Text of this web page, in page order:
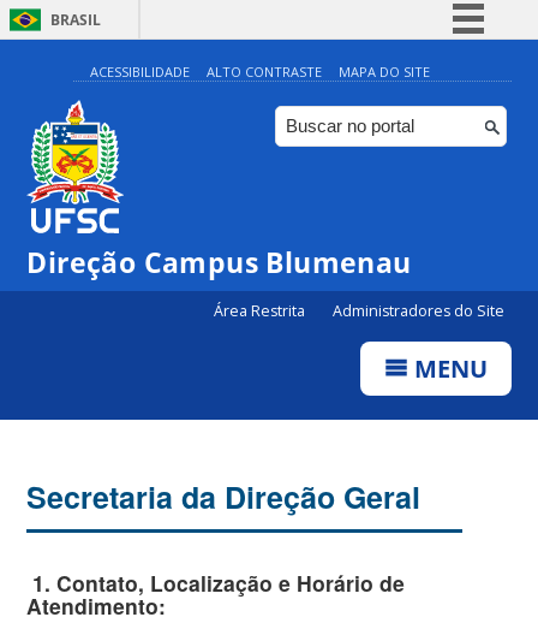
BRASIL
Simplifique!
Comunica BR
Participe
Canais
ACESSIBILIDADE ALTO CONTRASTE MAPA DO SITE
Direção Campus Blumenau
Área Restrita Administradores do Site
MENU
Secretaria da Direção Geral
1. Contato, Localização e Horário de
Atendimento: